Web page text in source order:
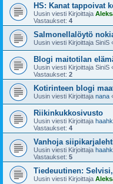
HS: Kanat tappoivat
Uusin viesti Kirjoittaja
Vastaukset: 4
Salmonellalöytö
Uusin viesti Kirjoittaja SiniS
Blogi maitotilan
Uusin viesti Kirjoittaja SiniS
Vastaukset: 2
Kotirinteen blogi
Uusin viesti Kirjoittaja nana
Riikinkukkosivusto
Uusin viesti Kirjoittaja
Vastaukset: 4
Vanhoja
Uusin viesti Kirjoittaja
Vastaukset: 5
Tiedeuutinen:
Uusin viesti Kirjoittaja